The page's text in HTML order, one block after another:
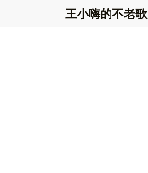
王小嗨的不老歌